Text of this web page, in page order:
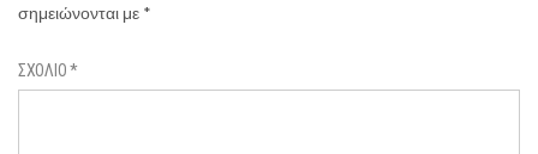
σημειώνονται με *
ΣΧΌΛΙΟ*